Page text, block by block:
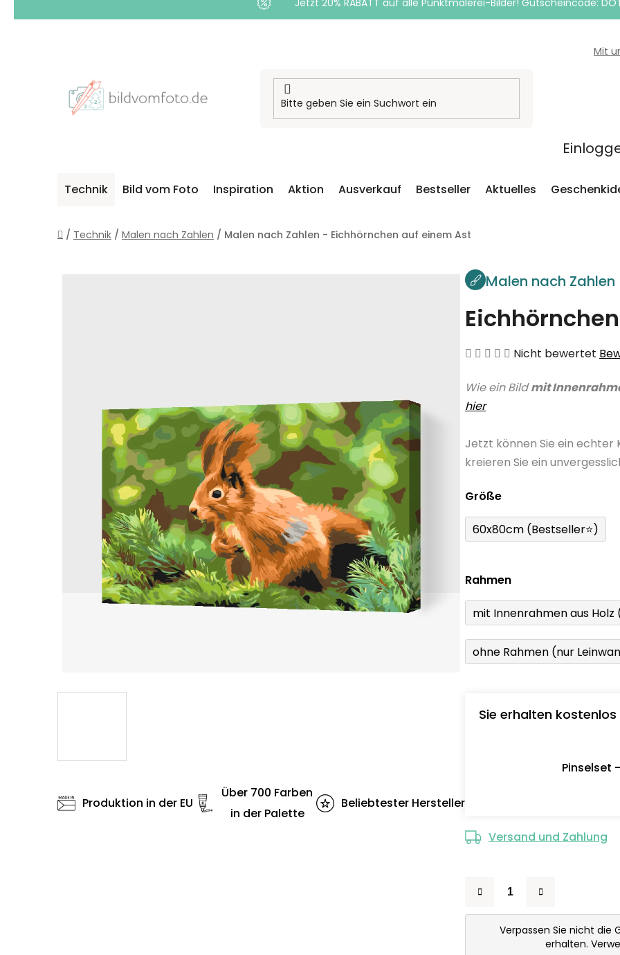
Jetzt 20% RABATT auf alle Punktmalerei-Bilder! Gutscheincode:
Mit
Technik Bild vom Foto Inspiration Aktion Ausverkauf Bestseller Aktuelles
Startseite
/ Technik / Malen nach Zahlen / Malen nach Zahlen - Eichhörnchen auf einem Ast
Malen nach Zahlen
Die
Produktbewertung
von
5
Nicht bewertet
Wie ein Bildmit
hier
Jetzt können Sie ein echter
kreieren Sie ein
Größe
60x80cm (Bestseller⭐)
Rahmen
mit Innenrahmen aus
ohne Rahmen (nur
Sie erhalten kostenlos
Pinselset
Versand und Zahlung
Verpassen Sie nicht die
erhalten.
Produktion in der EU
Über 700 Farben
in der Palette
Beliebtester Hersteller